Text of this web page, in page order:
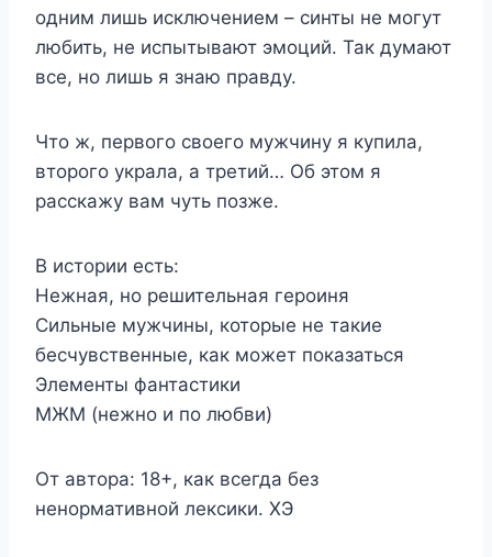
одним лишь исключением – синты не могут
любить, не испытывают эмоций. Так думают
все, но лишь я знаю правду.
Что ж, первого своего мужчину я купила,
второго украла, а третий… Об этом я
расскажу вам чуть позже.
В истории есть:
Нежная, но решительная героиня
Сильные мужчины, которые не такие
бесчувственные, как может показаться
Элементы фантастики
МЖМ (нежно и по любви)
От автора: 18+, как всегда без
ненормативной лексики. ХЭ